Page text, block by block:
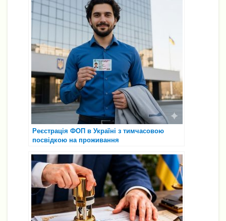
Реєстрація ФОП в Україні з тимчасовою
посвідкою на проживання